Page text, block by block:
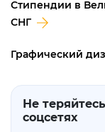
Стипендии в
СНГ
Графический
Не
соцсетях